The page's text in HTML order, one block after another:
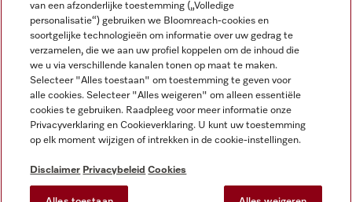
Wettelijke Informatie
Algemene voorwaarden
Privacybeleid
Gebruiksvoorwaarden
Toegankelijkheidsverklaring
Digital Services Act
van een afzonderlijke toestemming („Volledige
personalisatie“) gebruiken we Bloomreach-cookies en
soortgelijke technologieën om informatie over uw gedrag te
verzamelen, die we aan uw profiel koppelen om de inhoud die
we u via verschillende kanalen tonen op maat te maken.
Selecteer "Alles toestaan" om toestemming te geven voor
alle cookies. Selecteer "Alles weigeren" om alleen essentiële
cookies te gebruiken. Raadpleeg voor meer informatie onze
Privacyverklaring en Cookieverklaring. U kunt uw toestemming
op elk moment wijzigen of intrekken in de cookie-instellingen.
Disclaimer Privacybeleid Cookies